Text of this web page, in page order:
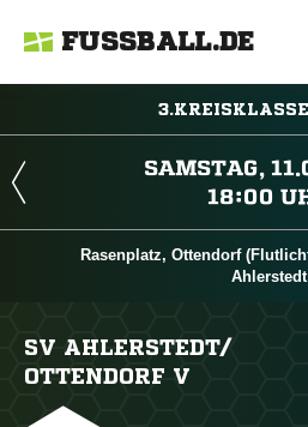
FUSSBALL.DE


Rasenplatz, Ottendorf
Ahlerstedt
SV AHLERSTEDT/​
OTTENDORF V